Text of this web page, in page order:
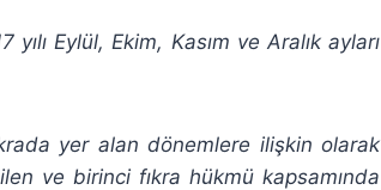
Eylül, Ekim, Kasım ve Aralık ayları
yer alan dönemlere ilişkin olarak
ve birinci fıkra hükmü kapsamında